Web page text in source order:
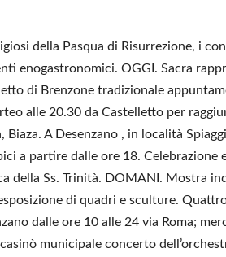
della Pasqua di Risurrezione, i
enogastronomici. OGGI. Sacra
di Brenzone tradizionale
alle 20.30 da Castelletto per
A Desenzano , in località
a partire dalle ore 18. Celebrazione
della Ss. Trinità. DOMANI. Mostra
di quadri e sculture.
dalle ore 10 alle 24 via Roma;
municipale concerto